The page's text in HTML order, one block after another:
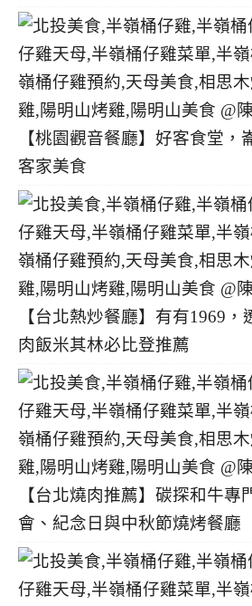
【桃園觀音餐廳】好客食堂，
客家美食
【台北熱炒餐廳】有有1969
肉飯米其林必比登推薦
【台北燒肉推薦】碳探和牛專
會、紀念日與中秋節燒烤餐廳